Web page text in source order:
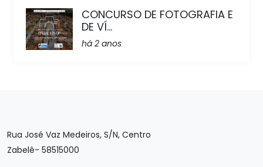
CONCURSO DE FOTOGRAFIA E
DE VÍ...
há 2 anos
Rua José Vaz Medeiros, S/N, Centro
Zabelê- 58515000